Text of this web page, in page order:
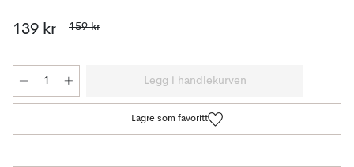
139 kr 159 kr
Legg i handlekurven
Lagre som favoritt